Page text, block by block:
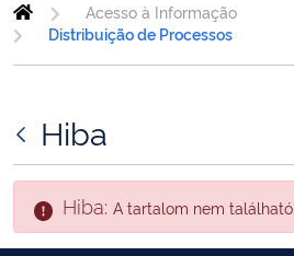
Acesso à Informação
Distribuição de Processos
Hiba
Hiba: A tartalom nem található.